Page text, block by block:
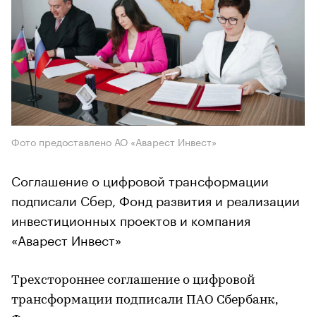
Фото предоставлено АО «Аварест Инвест»
Соглашение о цифровой трансформации
подписали Сбер, Фонд развития и реализации
инвестиционных проектов и компания
«Аварест Инвест»
Трехстороннее соглашение о цифровой
трансформации подписали ПАО Сбербанк,